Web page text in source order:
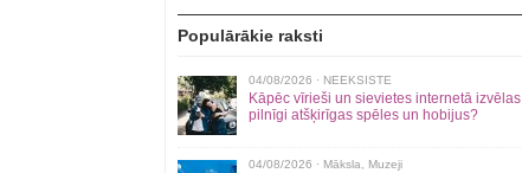
Populārākie raksti
04/08/2026 · NEEKSISTE
Kāpēc vīrieši un sievietes internetā izvēlas
pilnīgi atšķirīgas spēles un hobijus?
04/08/2026 · Māksla Muzeji